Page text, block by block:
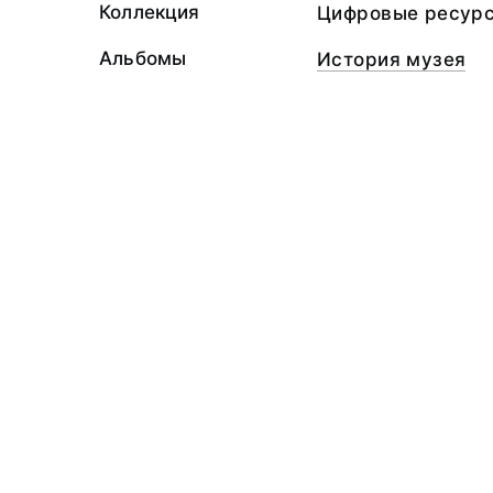
Коллекция Цифровые
Альбомы История музея